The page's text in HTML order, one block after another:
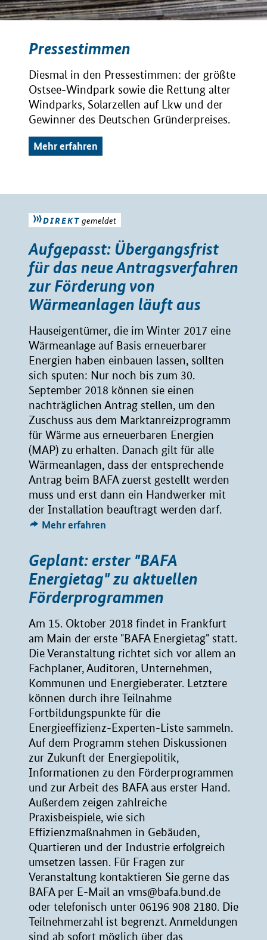
Pressestimmen
Diesmal in den Pressestimmen: der größte
Ostsee-Windpark sowie die Rettung alter
Windparks, Solarzellen auf Lkw und der
Gewinner des Deutschen Gründerpreises.
Mehr erfahren
DIREKT gemeldet
Aufgepasst: Übergangsfrist
für das neue Antragsverfahren
zur Förderung von
Wärmeanlagen läuft aus
Hauseigentümer, die im Winter 2017 eine
Wärmeanlage auf Basis erneuerbarer
Energien haben einbauen lassen, sollten
sich sputen: Nur noch bis zum 30.
September 2018 können sie einen
nachträglichen Antrag stellen, um den
Zuschuss aus dem Marktanreizprogramm
für Wärme aus erneuerbaren Energien
(MAP) zu erhalten. Danach gilt für alle
Wärmeanlagen, dass der entsprechende
Antrag beim BAFA zuerst gestellt werden
muss und erst dann ein Handwerker mit
der Installation beauftragt werden darf.
Mehr erfahren
Geplant: erster "BAFA
Energietag" zu aktuellen
Förderprogrammen
Am 15. Oktober 2018 findet in Frankfurt
am Main der erste "BAFA Energietag" statt.
Die Veranstaltung richtet sich vor allem an
Fachplaner, Auditoren, Unternehmen,
Kommunen und Energieberater. Letztere
können durch ihre Teilnahme
Fortbildungspunkte für die
Energieeffizienz-Experten-Liste sammeln.
Auf dem Programm stehen Diskussionen
zur Zukunft der Energiepolitik,
Informationen zu den Förderprogrammen
und zur Arbeit des BAFA aus erster Hand.
Außerdem zeigen zahlreiche
Praxisbeispiele, wie sich
Effizienzmaßnahmen in Gebäuden,
Quartieren und der Industrie erfolgreich
umsetzen lassen. Für Fragen zur
Veranstaltung kontaktieren Sie gerne das
BAFA per E-Mail an vms@bafa.bund.de
oder telefonisch unter 06196 908 2180. Die
Teilnehmerzahl ist begrenzt. Anmeldungen
sind ab sofort möglich über das